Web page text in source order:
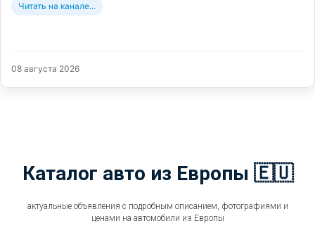
Читать на канале...
08 августа 2026
Каталог авто из Европы 🇪🇺
актуальные объявления с подробным описанием, фотографиями и
ценами на автомобили из Европы